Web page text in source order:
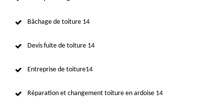
Bâchage de toiture 14
Devis fuite de toiture 14
Entreprise de toiture14
Réparation et changement toiture en ardoise 14